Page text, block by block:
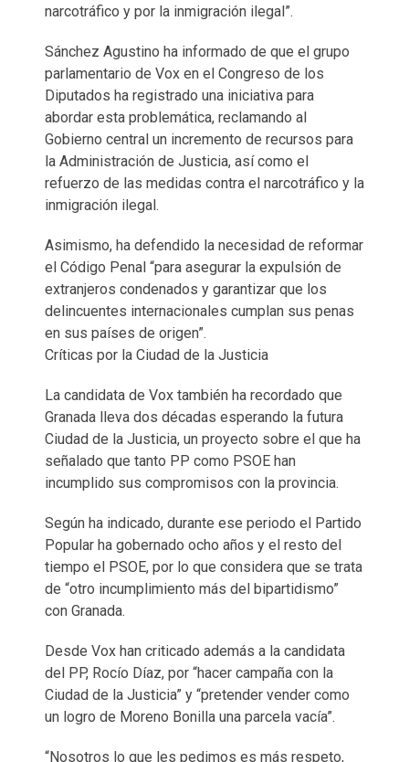
narcotráfico y por la inmigración ilegal”.
Sánchez Agustino ha informado de que el grupo
parlamentario de Vox en el Congreso de los
Diputados ha registrado una iniciativa para
abordar esta problemática, reclamando al
Gobierno central un incremento de recursos para
la Administración de Justicia, así como el
refuerzo de las medidas contra el narcotráfico y la
inmigración ilegal.
Asimismo, ha defendido la necesidad de reformar
el Código Penal “para asegurar la expulsión de
extranjeros condenados y garantizar que los
delincuentes internacionales cumplan sus penas
en sus países de origen”.
Críticas por la Ciudad de la Justicia
La candidata de Vox también ha recordado que
Granada lleva dos décadas esperando la futura
Ciudad de la Justicia, un proyecto sobre el que ha
señalado que tanto PP como PSOE han
incumplido sus compromisos con la provincia.
Según ha indicado, durante ese periodo el Partido
Popular ha gobernado ocho años y el resto del
tiempo el PSOE, por lo que considera que se trata
de “otro incumplimiento más del bipartidismo”
con Granada.
Desde Vox han criticado además a la candidata
del PP, Rocío Díaz, por “hacer campaña con la
Ciudad de la Justicia” y “pretender vender como
un logro de Moreno Bonilla una parcela vacía”.
“Nosotros lo que les pedimos es más respeto,